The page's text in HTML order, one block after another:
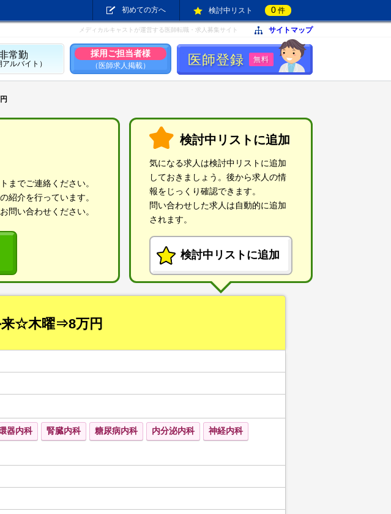
初めての方へ 検討中リスト 0 件
メディカルキャストが運営する医師転職・求人募集サイト サイトマップ
常勤
アルバイト）
採用ご担当者様
（医師求人掲載） 医師登録 無料
までご連絡ください。
紹介を行っています。
問い合わせください。
検討中リストに追加
気になる求人は検討中リストに追加
しておきましょう。後から求人の情
報をじっくり確認できます。
問い合わせした求人は自動的に追加
されます。
検討中リストに追加
来☆木曜⇒8万円
器内科 腎臓内科 糖尿病内科 内分泌内科 神経内科